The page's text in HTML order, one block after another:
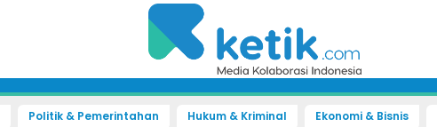
Politik & Pemerintahan Hukum & Kriminal Ekonomi & Bisnis